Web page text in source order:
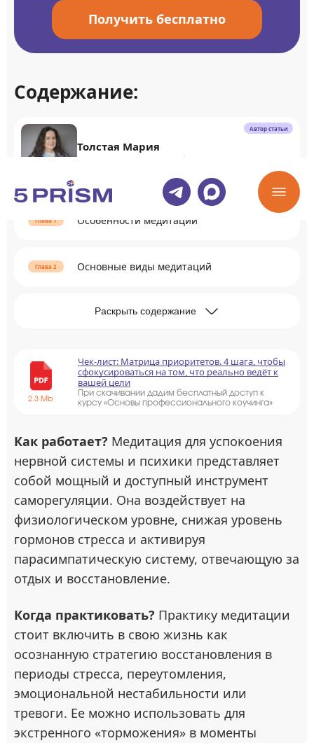
Получить бесплатно
Содержание:
Автор статьи
Толстая Мария
Коуч и психологический бизнес-консультант
Особенности медитации
Основные виды медитаций
Раскрыть содержание
2.3 Mb
Чек-лист: Матрица приоритетов. 4 шага, чтобы
сфокусироваться на том, что реально ведёт к
вашей цели
При скачивании дадим бесплатный доступ к
курсу «Основы профессионального коучинга»
Как работает? Медитация для успокоения
нервной системы и психики представляет
собой мощный и доступный инструмент
саморегуляции. Она воздействует на
физиологическом уровне, снижая уровень
гормонов стресса и активируя
парасимпатическую систему, отвечающую за
отдых и восстановление.
Когда практиковать? Практику медитации
стоит включить в свою жизнь как
осознанную стратегию восстановления в
периоды стресса, переутомления,
эмоциональной нестабильности или
тревоги. Ее можно использовать для
экстренного «торможения» в моменты